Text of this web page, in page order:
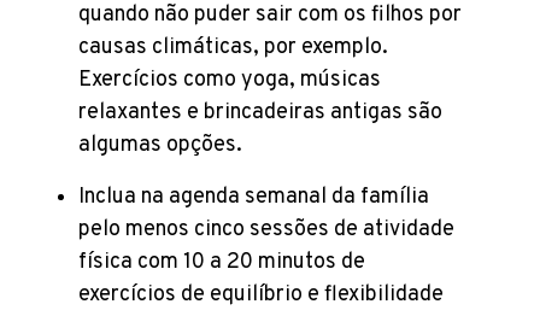
quando não puder sair com os filhos por
causas climáticas, por exemplo.
Exercícios como yoga, músicas
relaxantes e brincadeiras antigas são
algumas opções.
Inclua na agenda semanal da família
pelo menos cinco sessões de atividade
física com 10 a 20 minutos de
exercícios de equilíbrio e flexibilidade